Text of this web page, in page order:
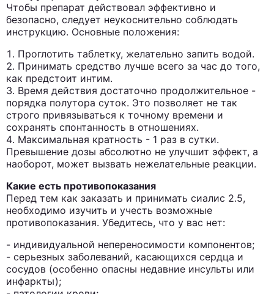
Чтобы препарат действовал эффективно и
безопасно, следует неукоснительно соблюдать
инструкцию. Основные положения:
Проглотить таблетку, желательно запить водой.
Принимать средство лучше всего за час до того,
как предстоит интим.
Время действия достаточно продолжительное -
порядка полутора суток. Это позволяет не так
строго привязываться к точному времени и
сохранять спонтанность в отношениях.
Максимальная кратность - 1 раз в сутки.
Превышение дозы абсолютно не улучшит эффект, а
наоборот, может вызвать нежелательные реакции.
Какие есть противопоказания
Перед тем как заказать и принимать сиалис 2.5,
необходимо изучить и учесть возможные
противопоказания. Убедитесь, что у вас нет:
- индивидуальной непереносимости компонентов;
- серьезных заболеваний, касающихся сердца и
сосудов (особенно опасны недавние инсульты или
инфаркты);